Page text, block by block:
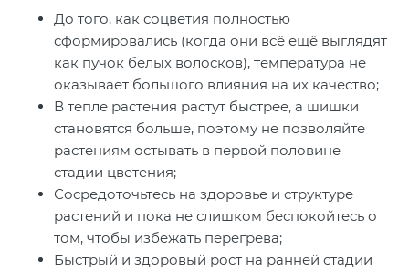
До того, как соцветия полностью
сформировались (когда они всё ещё выглядят
как пучок белых волосков), температура не
оказывает большого влияния на их качество;
В тепле растения растут быстрее, а шишки
становятся больше, поэтому не позволяйте
растениям остывать в первой половине
стадии цветения;
Сосредоточьтесь на здоровье и структуре
растений и пока не слишком беспокойтесь о
том, чтобы избежать перегрева;
Быстрый и здоровый рост на ранней стадии